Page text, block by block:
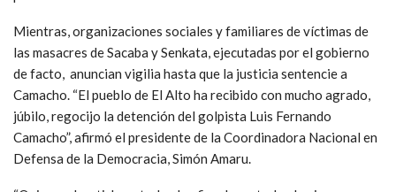
Mientras, organizaciones sociales y familiares de víctimas de
las masacres de Sacaba y Senkata, ejecutadas por el gobierno
de facto, anuncian vigilia hasta que la justicia sentencie a
Camacho. “El pueblo de El Alto ha recibido con mucho agrado,
júbilo, regocijo la detención del golpista Luis Fernando
Camacho”, afirmó el presidente de la Coordinadora Nacional en
Defensa de la Democracia, Simón Amaru.